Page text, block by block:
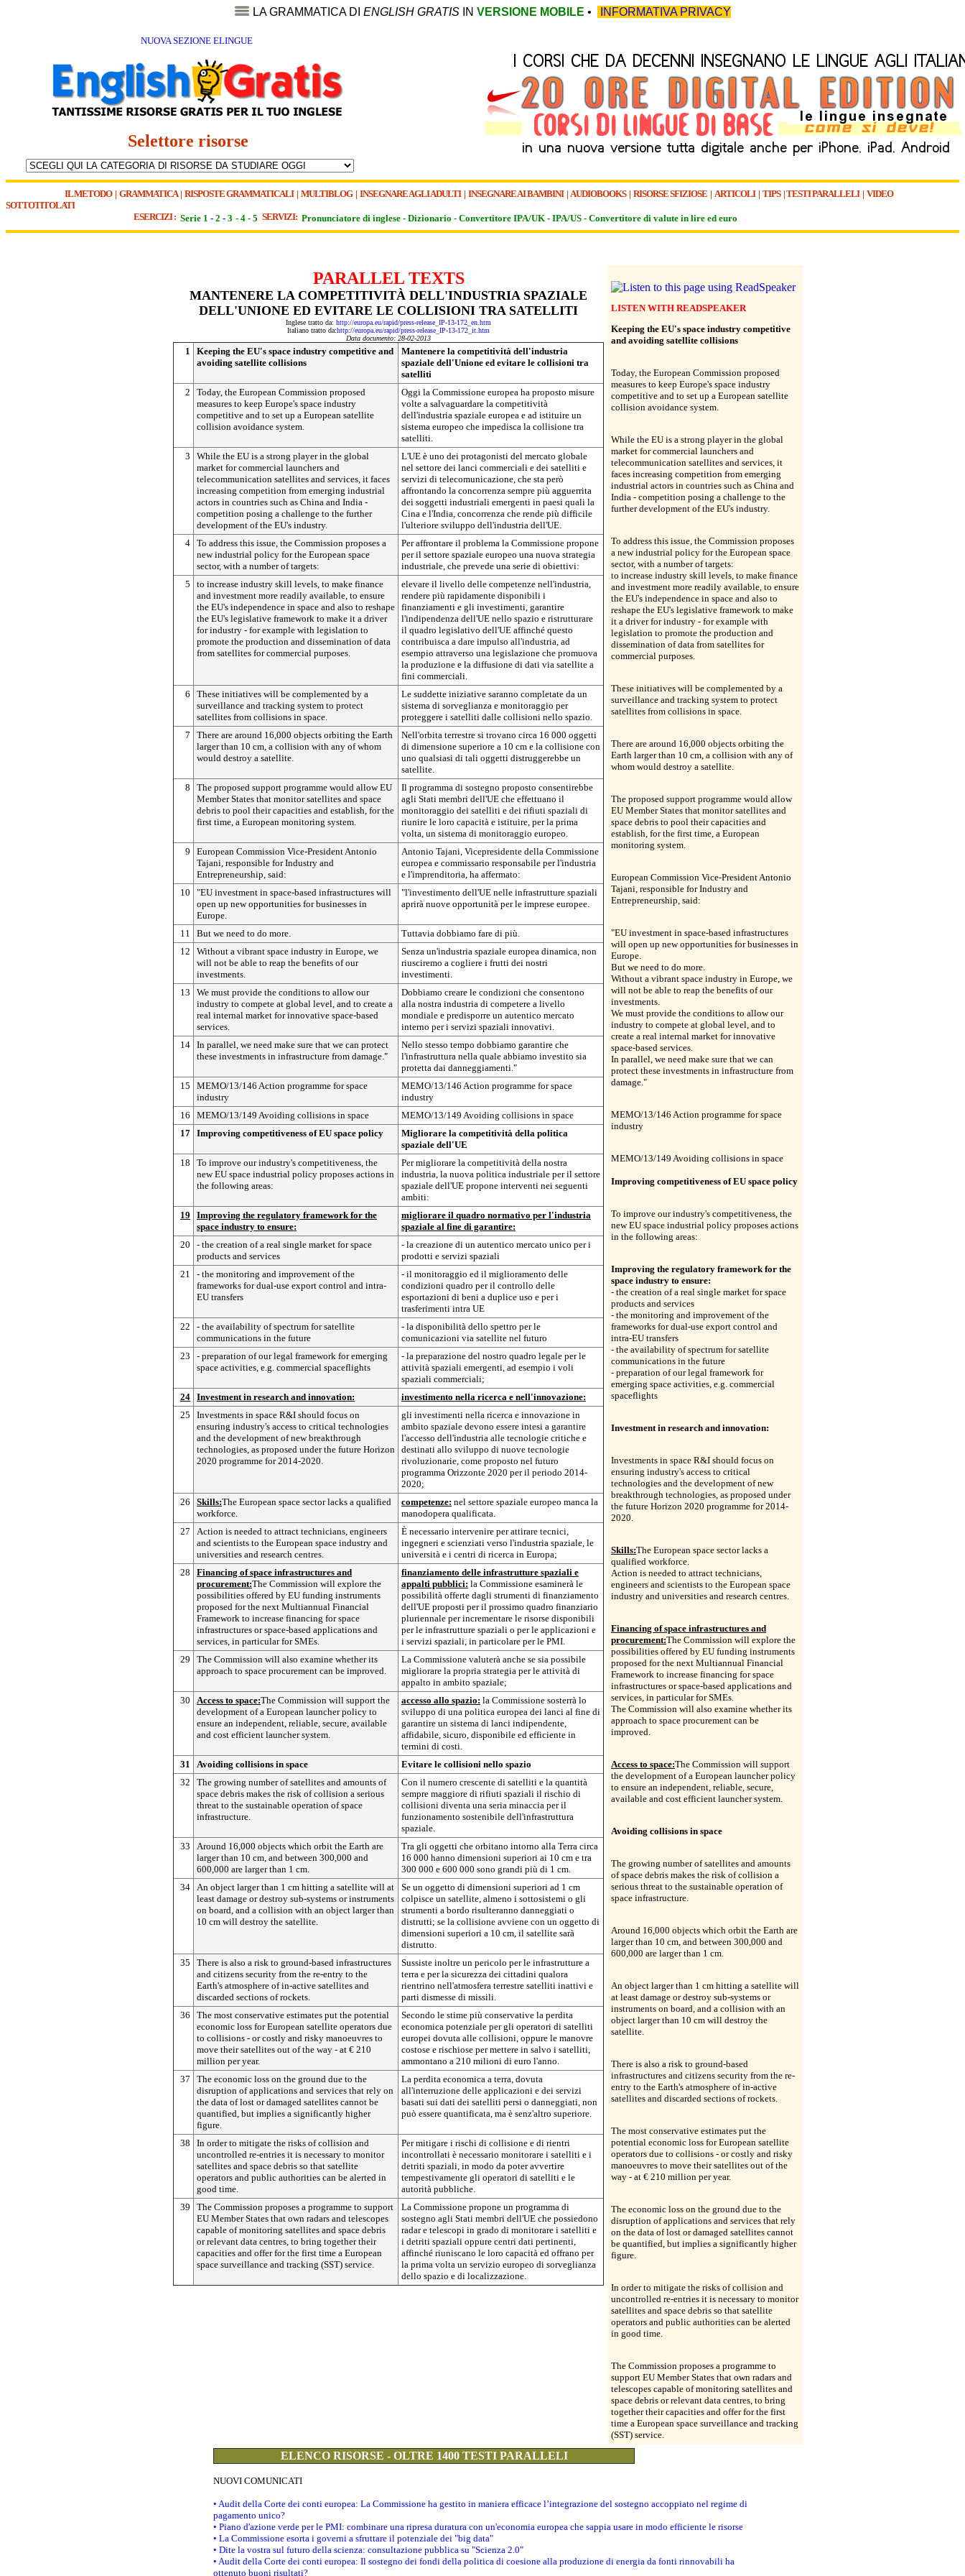
LA GRAMMATICA DI ENGLISH GRATIS IN VERSIONE MOBILE • INFORMATIVA PRIVACY
NUOVA SEZIONE ELINGUE
Selettore risorse
IL METODO| GRAMMATICA| RISPOSTE GRAMMATICALI| MULTIBLOG| INSEGNARE AGLI ADULTI | INSEGNARE AI BAMBINI| AUDIOBOOKS| RISORSE SFIZIOSE | ARTICOLI| TIPS|TESTI PARALLELI| VIDEO
SOTTOTITOLATI
ESERCIZI : Serie 1 - 2 - 3 - 4 - 5 SERVIZI: Pronunciatore di inglese - Dizionario - Convertitore IPA/UK - IPA/US - Convertitore di valute in lire ed euro
PARALLEL TEXTS
MANTENERE LA COMPETITIVITÀ DELL'INDUSTRIA SPAZIALE
DELL'UNIONE ED EVITARE LE COLLISIONI TRA SATELLITI
Inglese tratto da: http://europa.eu/rapid/press-release_IP-13-172_en.htm
Italiano tratto da:http://europa.eu/rapid/press-release_IP-13-172_it.htm
Data documento: 28-02-2013
1
Keeping the EU's space industry competitive and
avoiding satellite collisions
Mantenere la competitività dell'industria
spaziale dell'Unione ed evitare le collisioni tra
satelliti
2
Today, the European Commission proposed
measures to keep Europe's space industry
competitive and to set up a European satellite
collision avoidance system.
Oggi la Commissione europea ha proposto misure
volte a salvaguardare la competitività
dell'industria spaziale europea e ad istituire un
sistema europeo che impedisca la collisione tra
satelliti.
3
While the EU is a strong player in the global
market for commercial launchers and
telecommunication satellites and services, it faces
increasing competition from emerging industrial
actors in countries such as China and India -
competition posing a challenge to the further
development of the EU's industry.
L'UE è uno dei protagonisti del mercato globale
nel settore dei lanci commerciali e dei satelliti e
servizi di telecomunicazione, che sta però
affrontando la concorrenza sempre più agguerrita
dei soggetti industriali emergenti in paesi quali la
Cina e l'India, concorrenza che rende più difficile
l'ulteriore sviluppo dell'industria dell'UE.
4 To address this issue, the Commission proposes a
new industrial policy for the European space
sector, with a number of targets:
Per affrontare il problema la Commissione propone
per il settore spaziale europeo una nuova strategia
industriale, che prevede una serie di obiettivi:
5
to increase industry skill levels, to make finance
and investment more readily available, to ensure
the EU's independence in space and also to reshape
the EU's legislative framework to make it a driver
for industry - for example with legislation to
promote the production and dissemination of data
from satellites for commercial purposes.
elevare il livello delle competenze nell'industria,
rendere più rapidamente disponibili i
finanziamenti e gli investimenti, garantire
l'indipendenza dell'UE nello spazio e ristrutturare
il quadro legislativo dell'UE affinché questo
contribuisca a dare impulso all'industria, ad
esempio attraverso una legislazione che promuova
la produzione e la diffusione di dati via satellite a
fini commerciali.
6
These initiatives will be complemented by a
surveillance and tracking system to protect
satellites from collisions in space.
Le suddette iniziative saranno completate da un
sistema di sorveglianza e monitoraggio per
proteggere i satelliti dalle collisioni nello spazio.
7
There are around 16,000 objects orbiting the Earth
larger than 10 cm, a collision with any of whom
would destroy a satellite.
Nell'orbita terrestre si trovano circa 16 000 oggetti
di dimensione superiore a 10 cm e la collisione con
uno qualsiasi di tali oggetti distruggerebbe un
satellite.
8
The proposed support programme would allow EU
Member States that monitor satellites and space
debris to pool their capacities and establish, for the
first time, a European monitoring system.
Il programma di sostegno proposto consentirebbe
agli Stati membri dell'UE che effettuano il
monitoraggio dei satelliti e dei rifiuti spaziali di
riunire le loro capacità e istituire, per la prima
volta, un sistema di monitoraggio europeo.
9
European Commission Vice-President Antonio
Tajani, responsible for Industry and
Entrepreneurship, said:
Antonio Tajani, Vicepresidente della Commissione
europea e commissario responsabile per l'industria
e l'imprenditoria, ha affermato:
10
"EU investment in space-based infrastructures will
open up new opportunities for businesses in
Europe.
"l'investimento dell'UE nelle infrastrutture spaziali
aprirà nuove opportunità per le imprese europee.
11 But we need to do more.
Tuttavia dobbiamo fare di più.
12
Without a vibrant space industry in Europe, we
will not be able to reap the benefits of our
investments.
Senza un'industria spaziale europea dinamica, non
riusciremo a cogliere i frutti dei nostri
investimenti.
13
We must provide the conditions to allow our
industry to compete at global level, and to create a
real internal market for innovative space-based
services.
Dobbiamo creare le condizioni che consentono
alla nostra industria di competere a livello
mondiale e predisporre un autentico mercato
interno per i servizi spaziali innovativi.
14 In parallel, we need make sure that we can protect
these investments in infrastructure from damage."
Nello stesso tempo dobbiamo garantire che
l'infrastruttura nella quale abbiamo investito sia
protetta dai danneggiamenti."
15
MEMO/13/146 Action programme for space
industry
MEMO/13/146 Action programme for space
industry
16
MEMO/13/149 Avoiding collisions in space
MEMO/13/149 Avoiding collisions in space
17 Improving competitiveness of EU space policy
Migliorare la competitività della politica
spaziale dell'UE
18
To improve our industry's competitiveness, the
new EU space industrial policy proposes actions in
the following areas:
Per migliorare la competitività della nostra
industria, la nuova politica industriale per il settore
spaziale dell'UE propone interventi nei seguenti
ambiti:
19
Improving the regulatory framework for the
space industry to ensure:
migliorare il quadro normativo per l'industria
spaziale al fine di garantire:
20
- the creation of a real single market for space
products and services
- la creazione di un autentico mercato unico per i
prodotti e servizi spaziali
21
- the monitoring and improvement of the
frameworks for dual-use export control and intra-
EU transfers
- il monitoraggio ed il miglioramento delle
condizioni quadro per il controllo delle
esportazioni di beni a duplice uso e per i
trasferimenti intra UE
22
- the availability of spectrum for satellite
communications in the future
- la disponibilità dello spettro per le
comunicazioni via satellite nel futuro
23
- preparation of our legal framework for emerging
space activities, e.g. commercial spaceflights
- la preparazione del nostro quadro legale per le
attività spaziali emergenti, ad esempio i voli
spaziali commerciali;
24 Investment in research and innovation:
investimento nella ricerca e nell'innovazione:
25
Investments in space R&I should focus on
ensuring industry's access to critical technologies
and the development of new breakthrough
technologies, as proposed under the future Horizon
2020 programme for 2014-2020.
gli investimenti nella ricerca e innovazione in
ambito spaziale devono essere intesi a garantire
l'accesso dell'industria alle tecnologie critiche e
destinati allo sviluppo di nuove tecnologie
rivoluzionarie, come proposto nel futuro
programma Orizzonte 2020 per il periodo 2014-
2020;
26
Skills:The European space sector lacks a qualified
workforce.
competenze: nel settore spaziale europeo manca la
manodopera qualificata.
27
Action is needed to attract technicians, engineers
and scientists to the European space industry and
universities and research centres.
È necessario intervenire per attirare tecnici,
ingegneri e scienziati verso l'industria spaziale, le
università e i centri di ricerca in Europa;
28
Financing of space infrastructures and
procurement:The Commission will explore the
possibilities offered by EU funding instruments
proposed for the next Multiannual Financial
Framework to increase financing for space
infrastructures or space-based applications and
services, in particular for SMEs.
finanziamento delle infrastrutture spaziali e
appalti pubblici: la Commissione esaminerà le
possibilità offerte dagli strumenti di finanziamento
dell'UE proposti per il prossimo quadro finanziario
pluriennale per incrementare le risorse disponibili
per le infrastrutture spaziali o per le applicazioni e
i servizi spaziali, in particolare per le PMI.
29
The Commission will also examine whether its
approach to space procurement can be improved.
La Commissione valuterà anche se sia possibile
migliorare la propria strategia per le attività di
appalto in ambito spaziale;
30
Access to space:The Commission will support the
development of a European launcher policy to
ensure an independent, reliable, secure, available
and cost efficient launcher system.
accesso allo spazio: la Commissione sosterrà lo
sviluppo di una politica europea dei lanci al fine di
garantire un sistema di lanci indipendente,
affidabile, sicuro, disponibile ed efficiente in
termini di costi.
31
Avoiding collisions in space
Evitare le collisioni nello spazio
32
The growing number of satellites and amounts of
space debris makes the risk of collision a serious
threat to the sustainable operation of space
infrastructure.
Con il numero crescente di satelliti e la quantità
sempre maggiore di rifiuti spaziali il rischio di
collisioni diventa una seria minaccia per il
funzionamento sostenibile dell'infrastruttura
spaziale.
33
Around 16,000 objects which orbit the Earth are
larger than 10 cm, and between 300,000 and
600,000 are larger than 1 cm.
Tra gli oggetti che orbitano intorno alla Terra circa
16 000 hanno dimensioni superiori ai 10 cm e tra
300 000 e 600 000 sono grandi più di 1 cm.
34 An object larger than 1 cm hitting a satellite will at
least damage or destroy sub-systems or instruments
on board, and a collision with an object larger than
10 cm will destroy the satellite.
Se un oggetto di dimensioni superiori ad 1 cm
colpisce un satellite, almeno i sottosistemi o gli
strumenti a bordo risulteranno danneggiati o
distrutti; se la collisione avviene con un oggetto di
dimensioni superiori a 10 cm, il satellite sarà
distrutto.
35
There is also a risk to ground-based infrastructures
and citizens security from the re-entry to the
Earth's atmosphere of in-active satellites and
discarded sections of rockets.
Sussiste inoltre un pericolo per le infrastrutture a
terra e per la sicurezza dei cittadini qualora
rientrino nell'atmosfera terrestre satelliti inattivi e
parti dismesse di missili.
36
The most conservative estimates put the potential
economic loss for European satellite operators due
to collisions - or costly and risky manoeuvres to
move their satellites out of the way - at € 210
million per year.
Secondo le stime più conservative la perdita
economica potenziale per gli operatori di satelliti
europei dovuta alle collisioni, oppure le manovre
costose e rischiose per mettere in salvo i satelliti,
ammontano a 210 milioni di euro l'anno.
37
The economic loss on the ground due to the
disruption of applications and services that rely on
the data of lost or damaged satellites cannot be
quantified, but implies a significantly higher
figure.
La perdita economica a terra, dovuta
all'interruzione delle applicazioni e dei servizi
basati sui dati dei satelliti persi o danneggiati, non
può essere quantificata, ma è senz'altro superiore.
38
In order to mitigate the risks of collision and
uncontrolled re-entries it is necessary to monitor
satellites and space debris so that satellite
operators and public authorities can be alerted in
good time.
Per mitigare i rischi di collisione e di rientri
incontrollati è necessario monitorare i satelliti e i
detriti spaziali, in modo da poter avvertire
tempestivamente gli operatori di satelliti e le
autorità pubbliche.
39
The Commission proposes a programme to support
EU Member States that own radars and telescopes
capable of monitoring satellites and space debris
or relevant data centres, to bring together their
capacities and offer for the first time a European
space surveillance and tracking (SST) service.
La Commissione propone un programma di
sostegno agli Stati membri dell'UE che possiedono
radar e telescopi in grado di monitorare i satelliti e
i detriti spaziali oppure centri dati pertinenti,
affinché riuniscano le loro capacità ed offrano per
la prima volta un servizio europeo di sorveglianza
dello spazio e di localizzazione.
LISTEN WITH READSPEAKER
Keeping the EU's space industry competitive
and avoiding satellite collisions
Today, the European Commission proposed
measures to keep Europe's space industry
competitive and to set up a European satellite
collision avoidance system.
While the EU is a strong player in the global
market for commercial launchers and
telecommunication satellites and services, it
faces increasing competition from emerging
industrial actors in countries such as China and
India - competition posing a challenge to the
further development of the EU's industry.
To address this issue, the Commission proposes
a new industrial policy for the European space
sector, with a number of targets:
to increase industry skill levels, to make finance
and investment more readily available, to ensure
the EU's independence in space and also to
reshape the EU's legislative framework to make
it a driver for industry - for example with
legislation to promote the production and
dissemination of data from satellites for
commercial purposes.
These initiatives will be complemented by a
surveillance and tracking system to protect
satellites from collisions in space.
There are around 16,000 objects orbiting the
Earth larger than 10 cm, a collision with any of
whom would destroy a satellite.
The proposed support programme would allow
EU Member States that monitor satellites and
space debris to pool their capacities and
establish, for the first time, a European
monitoring system.
European Commission Vice-President Antonio
Tajani, responsible for Industry and
Entrepreneurship, said:
"EU investment in space-based infrastructures
will open up new opportunities for businesses in
Europe.
But we need to do more.
Without a vibrant space industry in Europe, we
will not be able to reap the benefits of our
investments.
We must provide the conditions to allow our
industry to compete at global level, and to
create a real internal market for innovative
space-based services.
In parallel, we need make sure that we can
protect these investments in infrastructure from
damage."
MEMO/13/146 Action programme for space
industry
MEMO/13/149 Avoiding collisions in space
Improving competitiveness of EU space policy
To improve our industry's competitiveness, the
new EU space industrial policy proposes actions
in the following areas:
Improving the regulatory framework for the
space industry to ensure:
- the creation of a real single market for space
products and services
- the monitoring and improvement of the
frameworks for dual-use export control and
intra-EU transfers
- the availability of spectrum for satellite
communications in the future
- preparation of our legal framework for
emerging space activities, e.g. commercial
spaceflights
Investment in research and innovation:
Investments in space R&I should focus on
ensuring industry's access to critical
technologies and the development of new
breakthrough technologies, as proposed under
the future Horizon 2020 programme for 2014-
2020.
Skills:The European space sector lacks a
qualified workforce.
Action is needed to attract technicians,
engineers and scientists to the European space
industry and universities and research centres.
Financing of space infrastructures and
procurement:The Commission will explore the
possibilities offered by EU funding instruments
proposed for the next Multiannual Financial
Framework to increase financing for space
infrastructures or space-based applications and
services, in particular for SMEs.
The Commission will also examine whether its
approach to space procurement can be
improved.
Access to space:The Commission will support
the development of a European launcher policy
to ensure an independent, reliable, secure,
available and cost efficient launcher system.
Avoiding collisions in space
The growing number of satellites and amounts
of space debris makes the risk of collision a
serious threat to the sustainable operation of
space infrastructure.
Around 16,000 objects which orbit the Earth are
larger than 10 cm, and between 300,000 and
600,000 are larger than 1 cm.
An object larger than 1 cm hitting a satellite will
at least damage or destroy sub-systems or
instruments on board, and a collision with an
object larger than 10 cm will destroy the
satellite.
There is also a risk to ground-based
infrastructures and citizens security from the re-
entry to the Earth's atmosphere of in-active
satellites and discarded sections of rockets.
The most conservative estimates put the
potential economic loss for European satellite
operators due to collisions - or costly and risky
manoeuvres to move their satellites out of the
way - at € 210 million per year.
The economic loss on the ground due to the
disruption of applications and services that rely
on the data of lost or damaged satellites cannot
be quantified, but implies a significantly higher
figure.
In order to mitigate the risks of collision and
uncontrolled re-entries it is necessary to monitor
satellites and space debris so that satellite
operators and public authorities can be alerted
in good time.
The Commission proposes a programme to
support EU Member States that own radars and
telescopes capable of monitoring satellites and
space debris or relevant data centres, to bring
together their capacities and offer for the first
time a European space surveillance and tracking
(SST) service.
ELENCO RISORSE - OLTRE 1400 TESTI PARALLELI
NUOVI COMUNICATI
• Audit della Corte dei conti europea: La Commissione ha gestito in maniera efficace l’integrazione del sostegno accoppiato nel regime di
pagamento unico?
• Piano d'azione verde per le PMI: combinare una ripresa duratura con un'economia europea che sappia usare in modo efficiente le risorse
• La Commissione esorta i governi a sfruttare il potenziale dei "big data"
• Dite la vostra sul futuro della scienza: consultazione pubblica su "Scienza 2.0"
• Audit della Corte dei conti europea: Il sostegno dei fondi della politica di coesione alla produzione di energia da fonti rinnovabili ha
ottenuto buoni risultati?